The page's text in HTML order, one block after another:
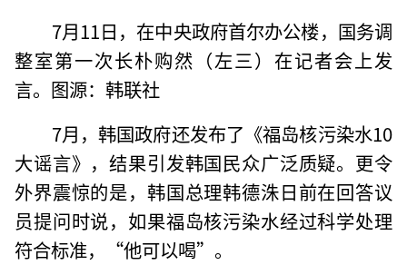
7月11日，在中央政府首尔办公楼，国务调
整室第一次长朴购然（左三）在记者会上发
言。图源：韩联社
7月，韩国政府还发布了《福岛核污染水10
大谣言》，结果引发韩国民众广泛质疑。更令
外界震惊的是，韩国总理韩德洙日前在回答议
员提问时说，如果福岛核污染水经过科学处理
符合标准，“他可以喝”。